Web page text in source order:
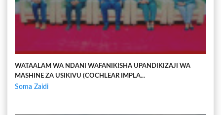
WATAALAM WA NDANI WAFANIKISHA UPANDIKIZAJI WA
MASHINE ZA USIKIVU (COCHLEAR IMPLA...
Soma Zaidi